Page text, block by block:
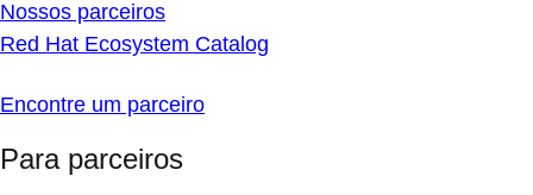
Nossos parceiros
Red Hat Ecosystem Catalog
Encontre um parceiro
Para parceiros